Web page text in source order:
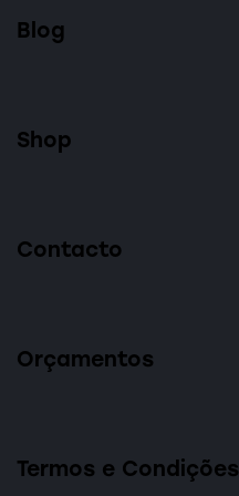
Blog
Shop
Contacto
Orçamentos
Termos e Condições